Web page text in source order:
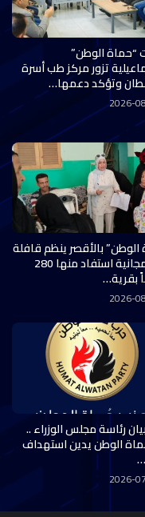
“حماة الوطن”
تزور مركز طب أسرة
وتؤكد دعمها…
2026-
بالأقصر ينظم قافلة
طبية مجانية استفاد منها 280
بقرية…
2026-
رئاسة مجلس الوزراء ..
الوطن يدين استهداف
2026-